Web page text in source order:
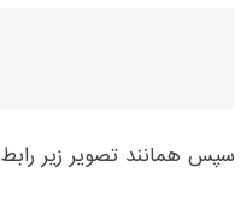
سپس همانند تصویر زیر رابط I2C را فعال Enable کنید.